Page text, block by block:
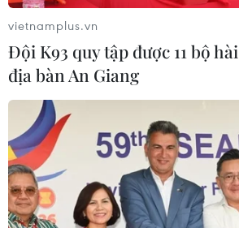
vietnamplus.vn
Đội K93 quy tập được 11 bộ
địa bàn An Giang